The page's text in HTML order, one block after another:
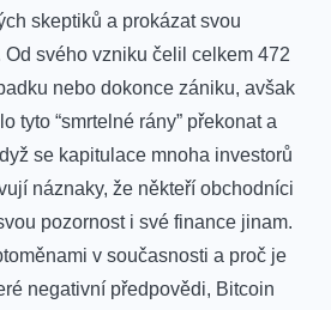
⁢skeptiků a⁣ prokázat svou
svého vzniku ‌čelil celkem‌ 472
nebo dokonce zániku, avšak
tyto “smrtelné rány” ⁣překonat a
se kapitulace mnoha investorů
​náznaky, že někteří obchodníci
⁢pozornost i své ​finance jinam.‍
v současnosti a proč je
⁤negativní⁣ předpovědi,⁢ Bitcoin